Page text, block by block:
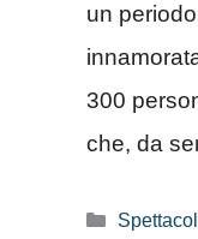
un
300
che, da